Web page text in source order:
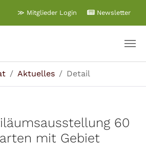
Newsletter
≫ Mitglieder Login
Aktuelles Detail
60
mit Gebiet